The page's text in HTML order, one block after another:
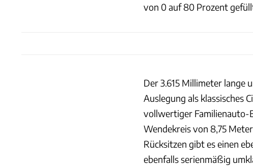
von 0 auf 80 Prozent
Der 3.615 Millimeter lange
Auslegung als klassisches
vollwertiger Familienauto-
Wendekreis von 8,75
Rücksitzen gibt es einen
ebenfalls serienmäßig